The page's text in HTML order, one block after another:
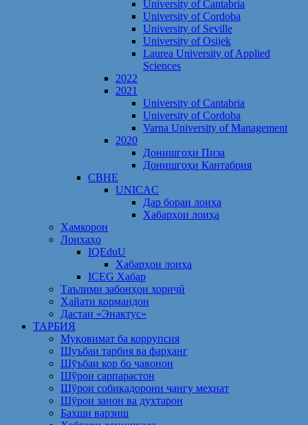
University of Cantabria
University of Cordoba
University of Seville
University of Osijek
Laurea University of Applied
Sciences
2022
2021
University of Cantabria
University of Cordoba
Varna University of Management
2020
Донишгоҳи Пиза
Донишгоҳи Кантабрия
CBHE
UNICAC
Дар бораи лоиҳа
Хабарҳои лоиҳа
Ҳамкорон
Лоихаҳо
IQEduU
Хабарҳои лоиҳа
ICEG Хабар
Таълими забонҳои хориҷӣ
Ҳайати кормандон
Дастаи «Энактус»
ТАРБИЯ
Муқовимат ба коррупсия
Шуъбаи тарбия ва фарҳанг
Шӯъбаи кор бо ҷавонон
Шўрои сарпарастон
Шўрои собиқадорони ҷангу меҳнат
Шӯрои занон ва духтарон
Бахши варзиш